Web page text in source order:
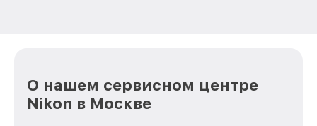
О нашем сервисном центре
Nikon в Москве